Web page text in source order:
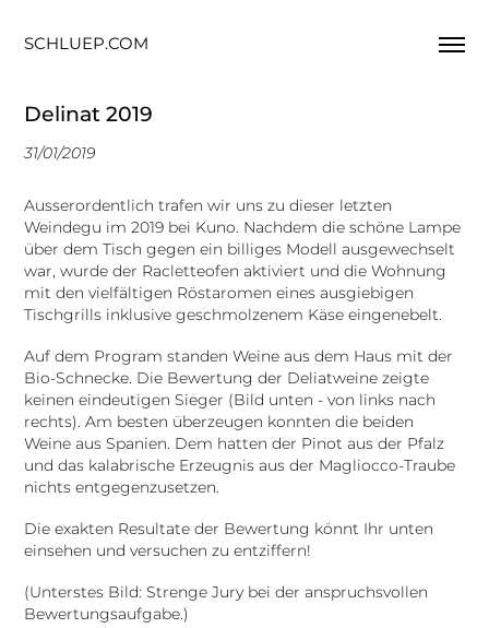
SCHLUEP.COM
Delinat 2019
31/01/2019
Ausserordentlich trafen wir uns zu dieser letzten
Weindegu im 2019 bei Kuno. Nachdem die schöne Lampe
über dem Tisch gegen ein billiges Modell ausgewechselt
war, wurde der Racletteofen aktiviert und die Wohnung
mit den vielfältigen Röstaromen eines ausgiebigen
Tischgrills inklusive geschmolzenem Käse eingenebelt.
Auf dem Program standen Weine aus dem Haus mit der
Bio-Schnecke. Die Bewertung der Deliatweine zeigte
keinen eindeutigen Sieger (Bild unten - von links nach
rechts). Am besten überzeugen konnten die beiden
Weine aus Spanien. Dem hatten der Pinot aus der Pfalz
und das kalabrische Erzeugnis aus der Magliocco-Traube
nichts entgegenzusetzen.
Die exakten Resultate der Bewertung könnt Ihr unten
einsehen und versuchen zu entziffern!
(Unterstes Bild: Strenge Jury bei der anspruchsvollen
Bewertungsaufgabe.)